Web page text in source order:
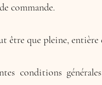
commande.
être que pleine, entière
conditions